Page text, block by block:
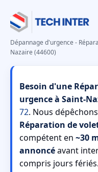
Dépannage d'urgence -
Nazaire (44600)
Besoin d'une
urgence à Saint-
72. Nous
Réparation de
compétent en ~30
annoncéavant
compris jours fériés.